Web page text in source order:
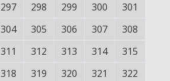
297 298 299 300
301
304 305 306 307
308
311 312 313 314
315
318 319 320 321
322